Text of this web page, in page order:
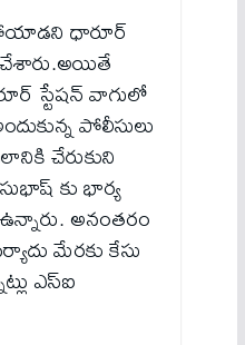
ధారూర్
చేశారు.అయితే
స్టేషన్ వాగులో
పోలీసులు
చేరుకుని
కు భార్య
అనంతరం
మేరకు కేసు
ఎస్ఐ